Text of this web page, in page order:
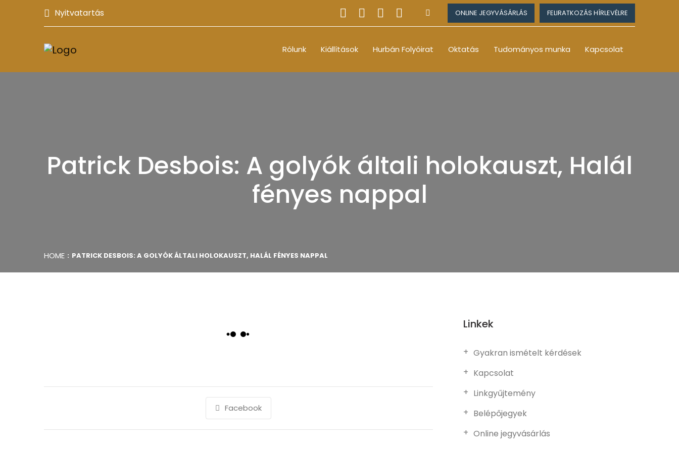
Nyitvatartás ONLINE JEGYVÁSÁRLÁS FELIRATKOZÁS HÍRLEVÉLRE
Rólunk Kiállítások Hurbán Folyóirat Oktatás Tudományos munka Kapcsolat
Patrick Desbois: A golyók általi holokauszt, Halál
fényes nappal
HOME PATRICK DESBOIS: A GOLYÓK ÁLTALI HOLOKAUSZT, HALÁL FÉNYES NAPPAL
Facebook
Linkek
Gyakran ismételt kérdések
Kapcsolat
Linkgyűjtemény
Belépőjegyek
Online jegyvásárlás